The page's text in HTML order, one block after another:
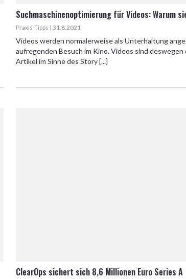
Suchmaschinenoptimierung für Videos: Warum
Praxis-Tipps | 31.8.2021
Videos werden normalerweise als Unterhaltung
aufregenden Besuch im Kino. Videos sind
Artikel im Sinne des Story [...]
ClearOps sichert sich 8,6 Millionen Euro Series A